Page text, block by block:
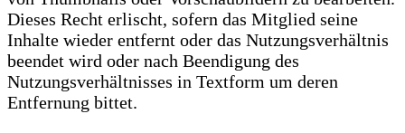
Dieses Recht erlischt, sofern das Mitglied seine
Inhalte wieder entfernt oder das Nutzungsverhältnis
beendet wird oder nach Beendigung des
Nutzungsverhältnisses in Textform um deren
Entfernung bittet.